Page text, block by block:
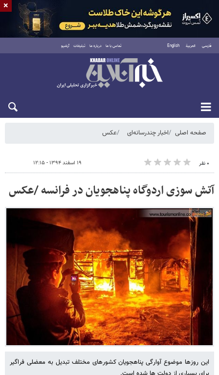
فارسی العربية English تماس با ما درباره ما تبلیغات آرشیو
جمعه ۱۶ مرداد ۱۴۰۵
صفحه اصلی اخبار چندرسانه‌ای عکس
۰ نفر ۱۹ اسفند ۱۳۹۴ - ۱۲:۱۵
آتش سوزی اردوگاه پناهجویان در فرانسه /عکس
این روزها موضوع آوارگی پناهجویان کشورهای مختلف تبدیل به معضلی فراگیر
×